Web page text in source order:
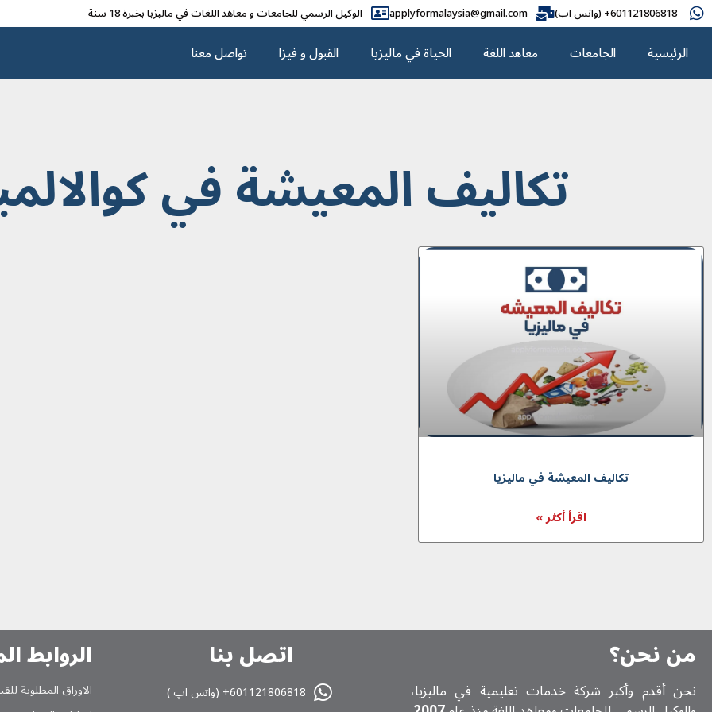
601121806818+ (واتس اب) applyformalaysia@gmail.com الوکیل الرسمي للجامعات و معاهد اللغات في مالیزیا بخبرة 18 سنة
الرئيسية الجامعات معاهد اللغة الحياة في ماليزيا القبول و فیزا تواصل معنا
تکالیف المعیشة في
تکالیف المعیشة في ماليزيا
اقرأ أكثر »
من نحن؟
نحن أقدم وأكبر شركة خدمات تعلیمیة في ماليزيا،
اتصل بنا
601121806818+ (واتس اپ )
الروابط
الاوراق المطلوبة